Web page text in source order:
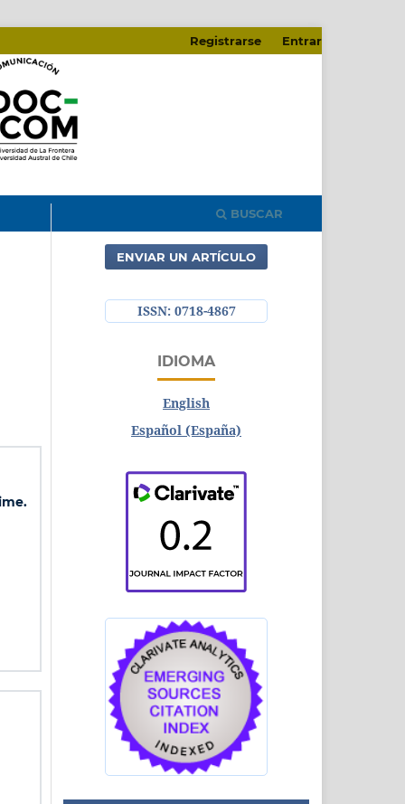
BUSCAR
Registrarse Entrar
ENVIAR UN ARTÍCULO
ISSN: 0718-4867
IDIOMA
English
Español (España)